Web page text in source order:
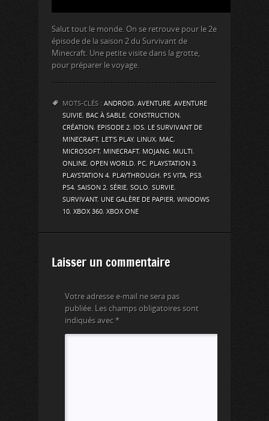
Salut tout le monde. On se retrouve pour le 2e
épisode de la saison 2 du Survivant de
Minecraft. Une petite visite dans la grotte,
pour préparer le voyage.
MOTS-CLÉS : ANDROID, AVENTURE, AVENTURE
SUIVIE, BAC À SABLE, CONSTRUCTION,
CRÉATION, EPISODE 2, IOS, LE SURVIVANT DE
MINECRAFT, LET'S PLAY, LINUX, MAC,
MICROSOFT, MINECRAFT, MOJANG, MULTI,
ONLINE, OPEN WORLD, PC, PLAYSTATION 3,
PLAYSTATION 4, PLAYTHROUGH, PS VITA, PS3,
PS4, SAISON 2, SÉRIE, SOLO, SURVIE,
SURVIVANT, UNE GALÈRE DE PAPIER, WINDOWS
10, XBOX 360, XBOX ONE
Laisser un commentaire
Votre adresse e-mail ne sera pas
publiée.
Les champs obligatoires sont
indiqués avec *